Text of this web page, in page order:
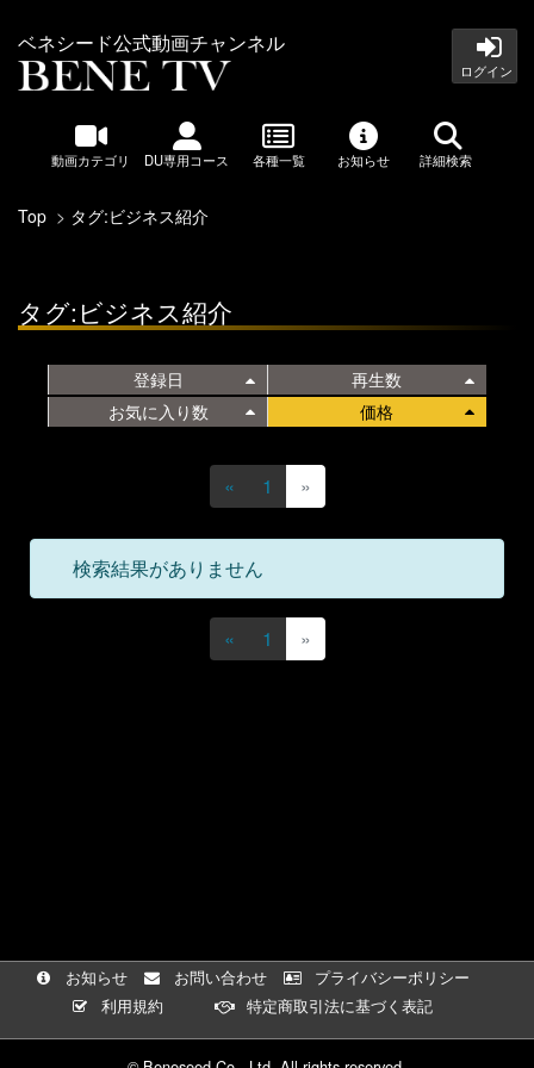
ベネシード公式動画チャンネル
ログイン
動画カテゴリ DU専用コース 各種一覧 お知らせ 詳細検索
Top タグ:ビジネス紹介
タグ:ビジネス紹介
登録日
再生数
お気に入り数
価格
« 1 »
検索結果がありません
« 1 »
お知らせ お問い合わせ
プライバシーポリシー
利用規約
特定商取引法に基づく表記